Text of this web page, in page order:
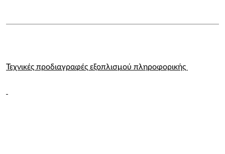
Τεχνικές προδιαγραφές εξοπλισμού πληροφορικής